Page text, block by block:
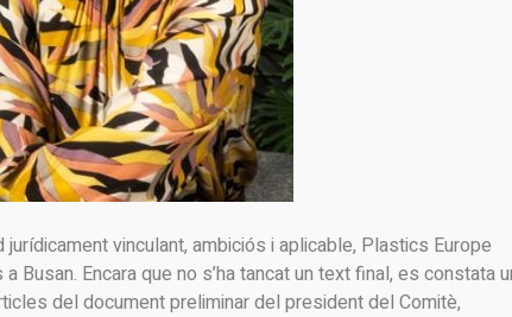
jurídicament vinculant, ambiciós i aplicable, Plastics Europe
Busan. Encara que no s’ha tancat un text final, es constata
del document preliminar del president del Comitè,